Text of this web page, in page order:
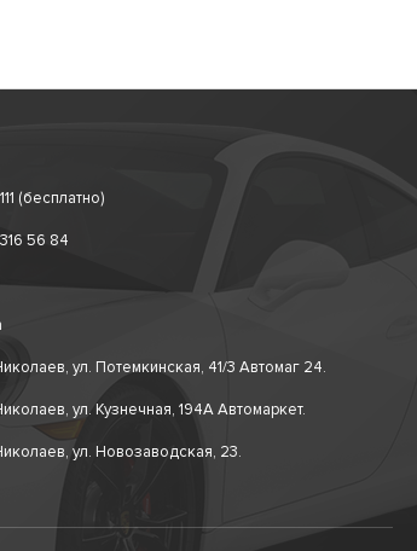
(бесплатно)
56 84
ул. Потемкинская, 41/3 Автомаг 24.
ул. Кузнечная, 194А Автомаркет.
ул. Новозаводская, 23.